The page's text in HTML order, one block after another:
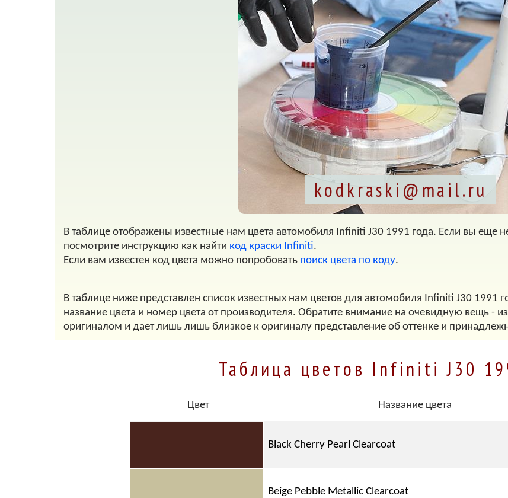
kodkraski@mail.ru
В таблице отображены известные нам цвета автомобиля Infiniti J30 1991 года. Если вы еще
посмотрите инструкцию как найти код краски Infiniti.
Если вам известен код цвета можно попробовать поиск цвета по коду.
В таблице ниже представлен список известных нам цветов для автомобиля Infiniti J30 1991
название цвета и номер цвета от производителя. Обратите внимание на очевидную вещь -
оригиналом и дает лишь лишь близкое к оригиналу представление об оттенке и
Таблица цветов Infiniti J30
Цвет Название цвета
Black Cherry Pearl Clearcoat
Beige Pebble Metallic Clearcoat